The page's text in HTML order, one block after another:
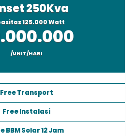
250Kva
125.000 Watt
Free Transport
Free Instalasi